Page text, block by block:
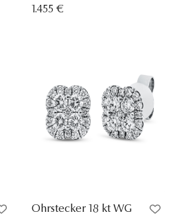
1.455 €
Ohrstecker 18 kt WG